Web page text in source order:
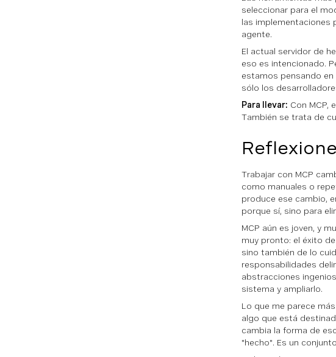
seleccionar para el
las implementaciones
agente.
El actual servidor de
eso es intencionado.
estamos pensando en
sólo los
Para llevar: Con MCP,
También se trata de
Trabajar con MCP
como manuales o
produce ese cambio,
porque sí, sino para
MCP aún es joven, y
muy pronto: el éxito
sino también de lo
responsabilidades
abstracciones
sistema y ampliarlo.
Lo que me parece
algo que está
cambia la forma de
"hecho". Es un